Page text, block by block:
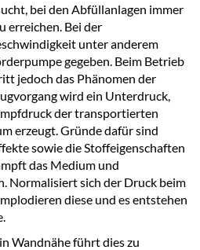
bei den Abfüllanlagen immer
erreichen. Bei der
unter anderem
gegeben. Beim Betrieb
jedoch das Phänomen der
wird ein Unterdruck,
der transportierten
erzeugt. Gründe dafür sind
sowie die Stoffeigenschaften
das Medium und
Normalisiert sich der Druck beim
diese und es entstehen
Wandnähe führt dies zu